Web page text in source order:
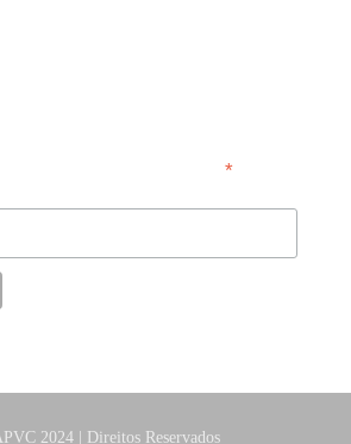
*obrigatório
2024 | Direitos Reservados